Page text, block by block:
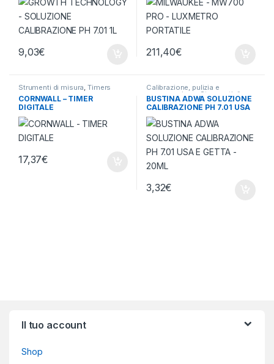
9,03€ 211,40€
Strumenti di misura,Timers
CORNWALL – TIMER
DIGITALE
17,37€
Calibrazione, pulizia e
conservazione,Strumenti di
misura
BUSTINA ADWA SOLUZIONE
CALIBRAZIONE PH 7.01 USA
E GETTA – 20ML
3,32€
Il tuo account
Shop